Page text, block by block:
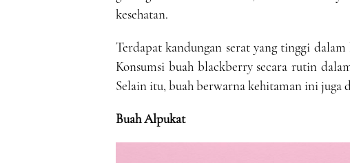
kesehatan.
Terdapat kandungan serat yang tinggi
Konsumsi buah blackberry secara rutin
Selain itu, buah berwarna kehitaman ini juga
Buah Alpukat